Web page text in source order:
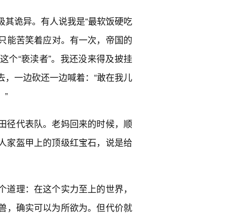
诡异。有人说我是“最软饭硬吃
能苦笑着应对。有一次，帝国的
个“亵渎者”。我还没来得及披挂
，一边砍还一边喊着：“敢在我儿
”
径代表队。老妈回来的时候，顺
盔甲上的顶级红宝石，说是给
理：在这个实力至上的世界，
，确实可以为所欲为。但代价就